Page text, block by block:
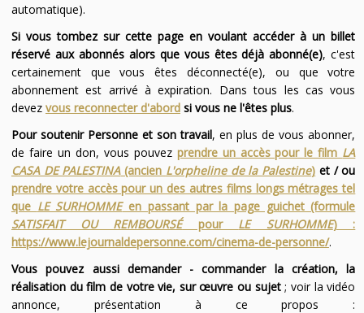
automatique).
Si vous tombez sur cette page en voulant accéder à un billet
réservé aux abonnés alors que vous êtes déjà abonné(e), c'est
certainement que vous êtes déconnecté(e), ou que votre
abonnement est arrivé à expiration. Dans tous les cas vous
devez vous reconnecter d'abordsi vous ne l'êtes plus.
Pour soutenir Personne et son travail, en plus de vous abonner,
de faire un don, vous pouvez prendre un accès pour le film LA
CASA DE PALESTINA(ancien L'orpheline de la Palestine) et / ou
prendre votre accès pour un des autres films longs métrages tel
que LE SURHOMMEen passant par la page guichet (formule
SATISFAIT OU REMBOURSÉpour LE SURHOMME) :
https://www.lejournaldepersonne.com/cinema-de-personne/.
Vous pouvez aussi demander - commander la création, la
réalisation du film de votre vie, sur œuvre ou sujet; voir la vidéo
annonce, présentation à ce propos :